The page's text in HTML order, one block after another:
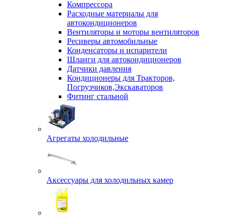
Компрессора
Расходные материалы для
автокондиционеров
Вентиляторы и моторы вентиляторов
Ресиверы автомобильные
Конденсаторы и испарители
Шланги для автокондиционеров
Датчики давления
Кондиционеры для Тракторов,
Погрузчиков,Экскаваторов
Фитинг стальной
Агрегаты холодильные
Аксессуары для холодильных камер